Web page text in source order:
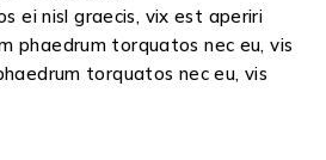
ei nisl graecis, vix est aperiri
phaedrum torquatos nec eu, vis
torquatos nec eu, vis